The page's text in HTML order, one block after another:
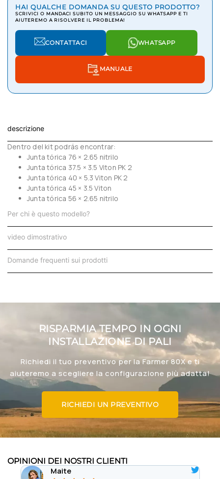
HAI QUALCHE DOMANDA SU QUESTO PRODOTTO?
SCRIVICI O MANDACI SUBITO UN MESSAGGIO SU WHATSAPP E TI
AIUTEREMO A RISOLVERE IL PROBLEMA!
CONTATTACI WHATSAPP
MANUALE
descrizione
Per chi è questo modello?
video dimostrativo
Domande frequenti sui prodotti
Dentro del kit podrás encontrar:
Junta tórica 76 × 2.65 nitrilo
Junta tórica 37.5 × 3.5 Viton PK 2
Junta tórica 40 × 5.3 Viton PK 2
Junta tórica 45 × 3.5 Viton
Junta tórica 56 × 2.65 nitrilo
RISPARMIA TEMPO IN OGNI
INSTALLAZIONE DI PALI
Richiedi il tuo preventivo per la Farmer 80X e ti
aiuteremo a scegliere la configurazione più adatta!
RICHIEDI UN PREVENTIVO
OPINIONI DEI NOSTRI CLIENTI
Maite